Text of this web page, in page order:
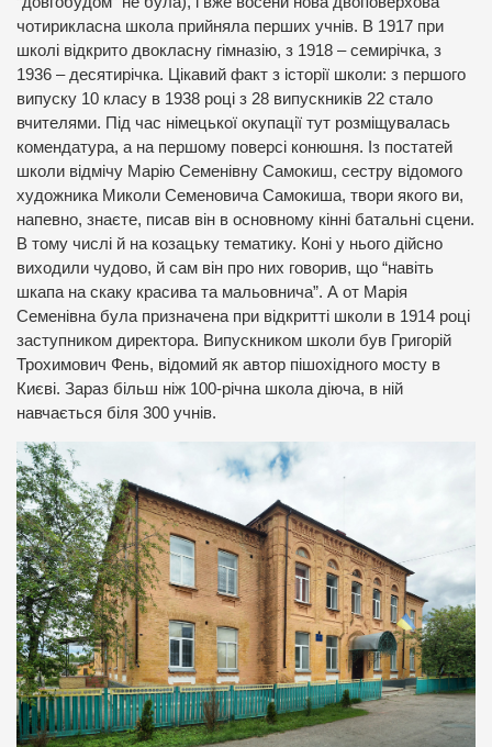
чотирикласна школа прийняла перших учнів. В 1917 при
школі відкрито двокласну гімназію, з 1918 – семирічка, з
1936 – десятирічка. Цікавий факт з історії школи: з першого
випуску 10 класу в 1938 році з 28 випускників 22 стало
вчителями. Під час німецької окупації тут розміщувалась
комендатура, а на першому поверсі конюшня. Із постатей
школи відмічу Марію Семенівну Самокиш, сестру відомого
художника Миколи Семеновича Самокиша, твори якого ви,
напевно, знаєте, писав він в основному кінні батальні сцени.
В тому числі й на козацьку тематику. Коні у нього дійсно
виходили чудово, й сам він про них говорив, що “навіть
шкапа на скаку красива та мальовнича”. А от Марія
Семенівна була призначена при відкритті школи в 1914 році
заступником директора. Випускником школи був Григорій
Трохимович Фень, відомий як автор пішохідного мосту в
Києві. Зараз більш ніж 100-річна школа діюча, в ній
навчається біля 300 учнів.